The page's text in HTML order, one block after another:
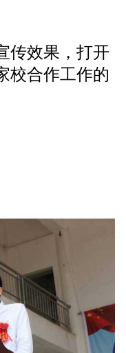
效果，打开
校合作工作的